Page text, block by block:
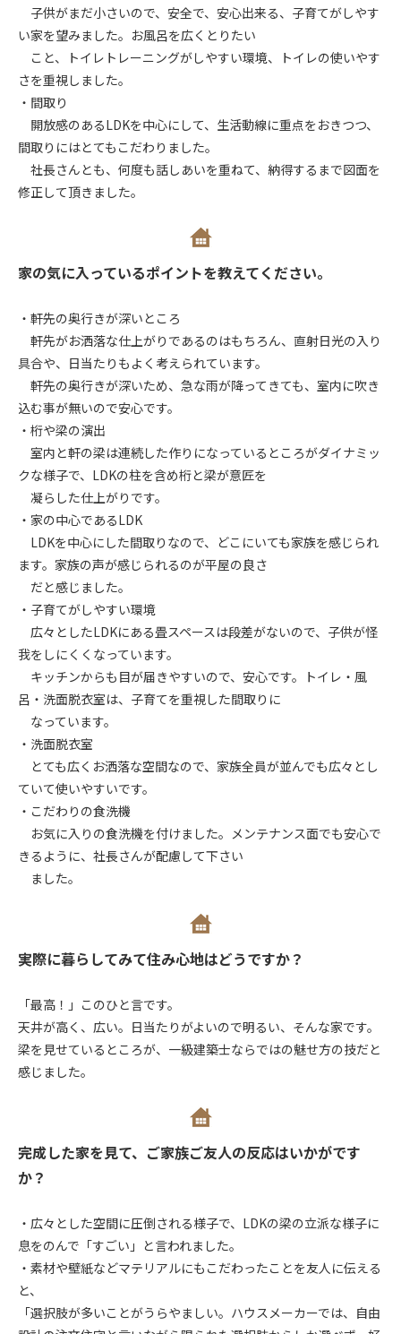
子供がまだ小さいので、安全で、安心出来る、子育てがしやす
い家を望みました。お風呂を広くとりたい
こと、トイレトレーニングがしやすい環境、トイレの使いやす
さを重視しました。
・間取り
開放感のあるLDKを中心にして、生活動線に重点をおきつつ、
間取りにはとてもこだわりました。
社長さんとも、何度も話しあいを重ねて、納得するまで図面を
修正して頂きました。
家の気に入っているポイントを教えてください。
・軒先の奥行きが深いところ
軒先がお洒落な仕上がりであるのはもちろん、直射日光の入り
具合や、日当たりもよく考えられています。
軒先の奥行きが深いため、急な雨が降ってきても、室内に吹き
込む事が無いので安心です。
・桁や梁の演出
室内と軒の梁は連続した作りになっているところがダイナミッ
クな様子で、LDKの柱を含め桁と梁が意匠を
凝らした仕上がりです。
・家の中心であるLDK
LDKを中心にした間取りなので、どこにいても家族を感じられ
ます。家族の声が感じられるのが平屋の良さ
だと感じました。
・子育てがしやすい環境
広々としたLDKにある畳スペースは段差がないので、子供が怪
我をしにくくなっています。
キッチンからも目が届きやすいので、安心です。トイレ・風
呂・洗面脱衣室は、子育てを重視した間取りに
なっています。
・洗面脱衣室
とても広くお洒落な空間なので、家族全員が並んでも広々とし
ていて使いやすいです。
・こだわりの食洗機
お気に入りの食洗機を付けました。メンテナンス面でも安心で
きるように、社長さんが配慮して下さい
ました。
実際に暮らしてみて住み心地はどうですか？
「最高！」このひと言です。
天井が高く、広い。日当たりがよいので明るい、そんな家です。
梁を見せているところが、一級建築士ならではの魅せ方の技だと
感じました。
完成した家を見て、ご家族ご友人の反応はいかがです
か？
・広々とした空間に圧倒される様子で、LDKの梁の立派な様子に
息をのんで「すごい」と言われました。
・素材や壁紙などマテリアルにもこだわったことを友人に伝える
と、
「選択肢が多いことがうらやましい。ハウスメーカーでは、自由